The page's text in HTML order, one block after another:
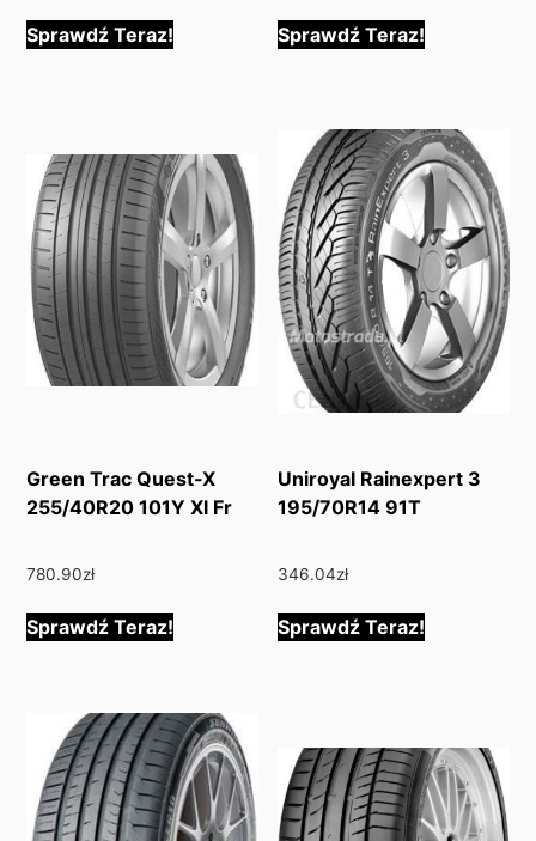
Sprawdź Teraz! Sprawdź Teraz!
Green Trac Quest-X
255/40R20 101Y Xl Fr
780.90zł
Sprawdź Teraz!
Uniroyal Rainexpert 3
195/70R14 91T
346.04zł
Sprawdź Teraz!